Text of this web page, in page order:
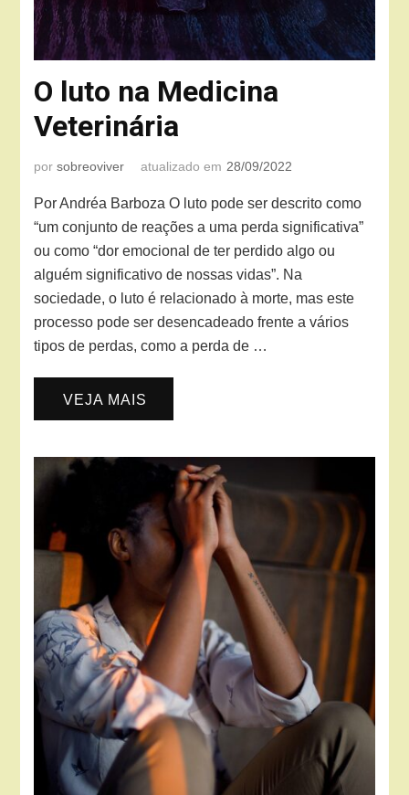
O luto na Medicina
Veterinária
porsobreoviver atualizado em 28/09/2022
Por Andréa Barboza O luto pode ser descrito como
“um conjunto de reações a uma perda significativa”
ou como “dor emocional de ter perdido algo ou
alguém significativo de nossas vidas”. Na
sociedade, o luto é relacionado à morte, mas este
processo pode ser desencadeado frente a vários
tipos de perdas, como a perda de …
VEJA MAIS